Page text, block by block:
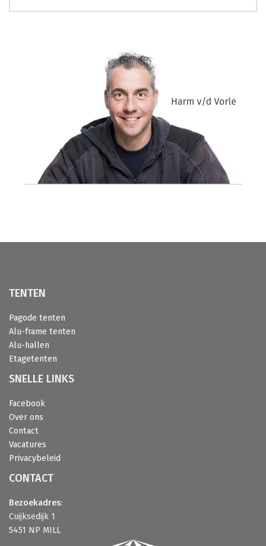
TENTEN
Pagode tenten
Alu-frame tenten
Alu-hallen
Etagetenten
SNELLE LINKS
Facebook
Over ons
Contact
Vacatures
Privacybeleid
CONTACT
Bezoekadres:
Cuijksedijk 1
5451 NP MILL